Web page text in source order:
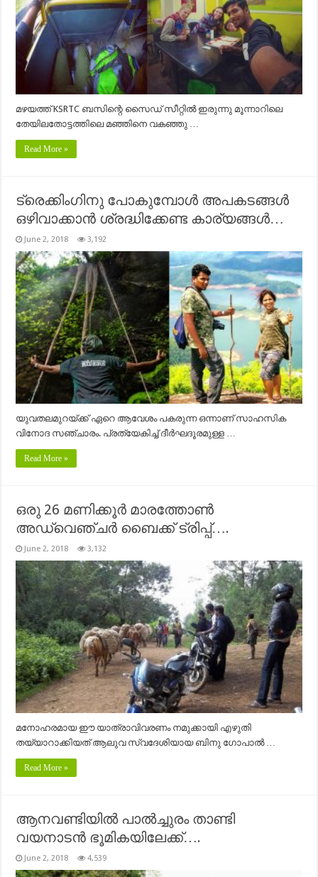
മഴയത്ത് KSRTC ബസിന്റെ സൈഡ് സീറ്റിൽ ഇരുന്നു മൂന്നാറിലെ
തേയിലതോട്ടത്തിലെ മഞ്ഞിനെ വകഞ്ഞു …
Read More »
ട്രെക്കിംഗിനു പോകുമ്പോൾ അപകടങ്ങൾ
ഒഴിവാക്കാൻ ശ്രദ്ധിക്കേണ്ട കാര്യങ്ങൾ…
June 2, 2018 3,192
യുവതലമുറയ്ക്ക് ഏറെ ആവേശം പകരുന്ന ഒന്നാണ് സാഹസിക
വിനോദ സഞ്ചാരം. പ്രത്യേകിച്ച് ദീർഘദൂരമുള്ള …
Read More »
ഒരു 26 മണിക്കൂർ മാരത്തോൺ
അഡ്വെഞ്ചർ ബൈക്ക് ട്രിപ്പ്‌….
June 2, 2018 3,132
മനോഹരമായ ഈ യാത്രാവിവരണം നമുക്കായി എഴുതി
തയ്യാറാക്കിയത് ആലുവ സ്വദേശിയായ ബിനു ഗോപാൽ …
Read More »
ആനവണ്ടിയിൽ പാൽച്ചുരം താണ്ടി
വയനാടൻ ഭൂമികയിലേക്ക്….
June 2, 2018 4,539